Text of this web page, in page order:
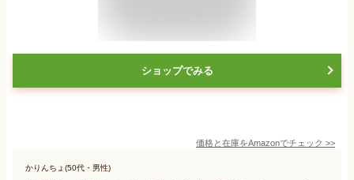
ショップでみる
価格と在庫をAmazonでチェック >>
かりんちょ(50代・男性)